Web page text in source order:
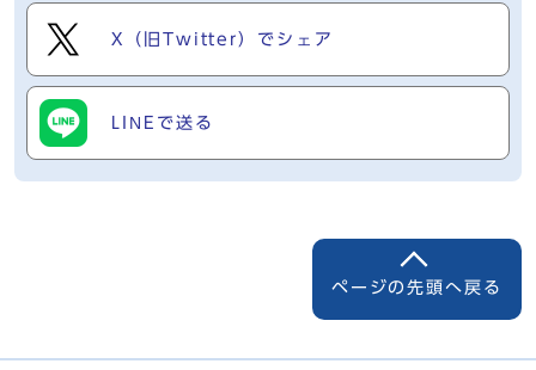
X（旧Twitter）でシェア
LINEで送る
ページの先頭へ戻る